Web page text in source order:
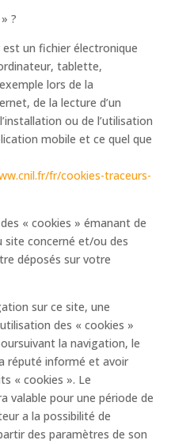
?
un fichier électronique
tablette,
lors de la
de la lecture d’un
ou de l’utilisation
mobile et ce quel que
fr/cookies-traceurs-
« cookies » émanant de
site concerné et/ou des
déposés sur votre
sur ce site, une
des « cookies »
la navigation, le
réputé informé et avoir
« cookies ». Le
valable pour une période de
a la possibilité de
des paramètres de son